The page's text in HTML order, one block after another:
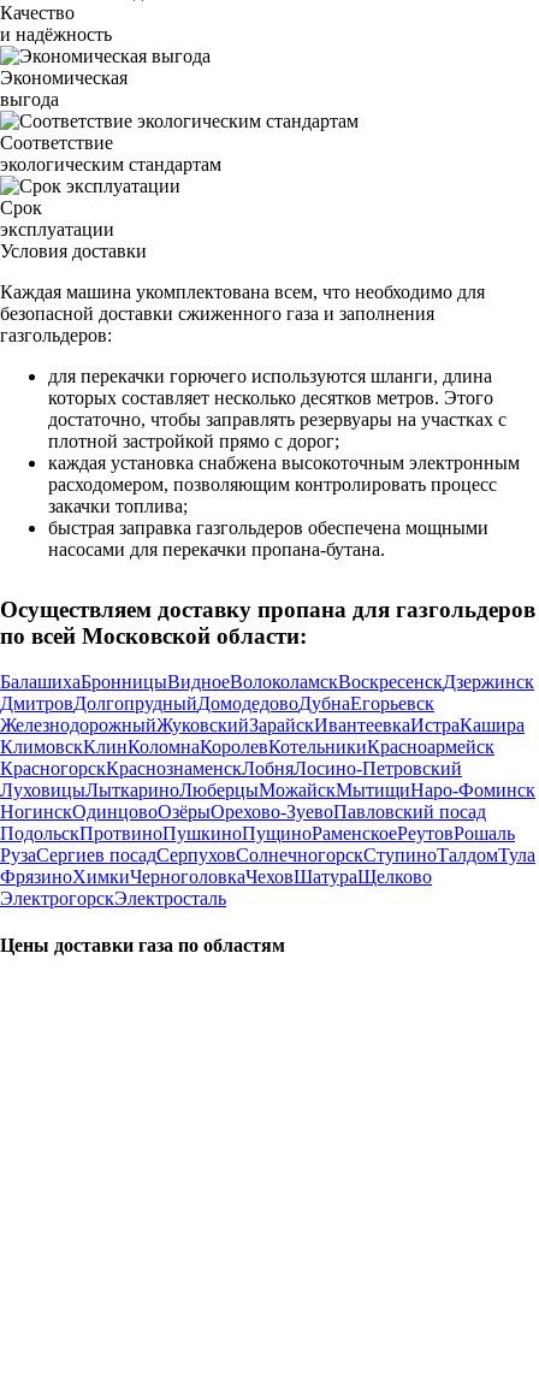
Качество
и надёжность
Экономическая
выгода
Соответствие
экологическим стандартам
Срок
эксплуатации
Условия доставки
Каждая машина укомплектована всем, что необходимо для
безопасной доставки сжиженного газа и заполнения
газгольдеров:
для перекачки горючего используются шланги, длина
которых составляет несколько десятков метров. Этого
достаточно, чтобы заправлять резервуары на участках с
плотной застройкой прямо с дорог;
каждая установка снабжена высокоточным электронным
расходомером, позволяющим контролировать процесс
закачки топлива;
быстрая заправка газгольдеров обеспечена мощными
насосами для перекачки пропана-бутана.
Осуществляем доставку пропана для газгольдеров
по всей Московской области:
БалашихаБронницыВидноеВолоколамскВоскресенскДзержинск
ДмитровДолгопрудныйДомодедовоДубнаЕгорьевск
ЖелезнодорожныйЖуковскийЗарайскИвантеевкаИстраКашира
КлимовскКлинКоломнаКоролевКотельникиКрасноармейск
КрасногорскКраснознаменскЛобняЛосино-Петровский
ЛуховицыЛыткариноЛюберцыМожайскМытищиНаро-Фоминск
НогинскОдинцовоОзёрыОрехово-ЗуевоПавловский посад
ПодольскПротвиноПушкиноПущиноРаменскоеРеутовРошаль
РузаСергиев посадСерпуховСолнечногорскСтупиноТалдомТула
ФрязиноХимкиЧерноголовкаЧеховШатураЩелково
ЭлектрогорскЭлектросталь
Цены доставки газа по областям